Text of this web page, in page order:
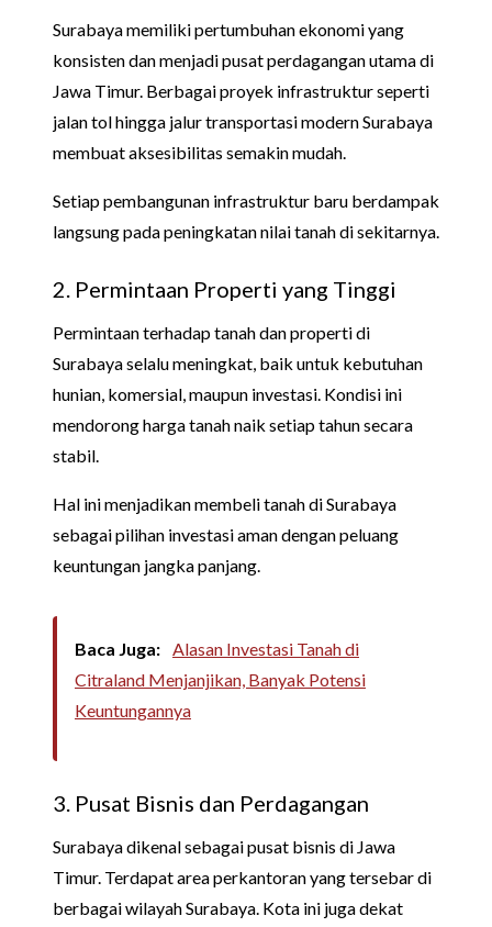
Surabaya memiliki pertumbuhan ekonomi yang
konsisten dan menjadi pusat perdagangan utama di
Jawa Timur. Berbagai proyek infrastruktur seperti
jalan tol hingga jalur transportasi modern Surabaya
membuat aksesibilitas semakin mudah.
Setiap pembangunan infrastruktur baru berdampak
langsung pada peningkatan nilai tanah di sekitarnya.
2. Permintaan Properti yang Tinggi
Permintaan terhadap tanah dan properti di
Surabaya selalu meningkat, baik untuk kebutuhan
hunian, komersial, maupun investasi. Kondisi ini
mendorong harga tanah naik setiap tahun secara
stabil.
Hal ini menjadikan membeli tanah di Surabaya
sebagai pilihan investasi aman dengan peluang
keuntungan jangka panjang.
Baca Juga: Alasan Investasi Tanah di
Citraland Menjanjikan, Banyak Potensi
Keuntungannya
3. Pusat Bisnis dan Perdagangan
Surabaya dikenal sebagai pusat bisnis di Jawa
Timur. Terdapat area perkantoran yang tersebar di
berbagai wilayah Surabaya. Kota ini juga dekat